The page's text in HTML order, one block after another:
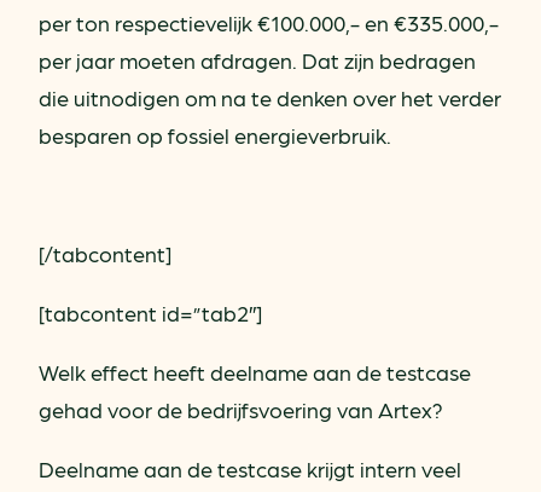
per ton respectievelijk €100.000,- en €335.000,-
per jaar moeten afdragen. Dat zijn bedragen
die uitnodigen om na te denken over het verder
besparen op fossiel energieverbruik.
[/tabcontent]
[tabcontent id=”tab2″]
Welk effect heeft deelname aan de testcase
gehad voor de bedrijfsvoering van Artex?
Deelname aan de testcase krijgt intern veel